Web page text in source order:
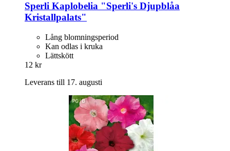
Sperli Kaplobelia "Sperli's Djupblåa
Kristallpalats"
Lång blomningsperiod
Kan odlas i kruka
Lättskött
12 kr
Leverans till 17. augusti